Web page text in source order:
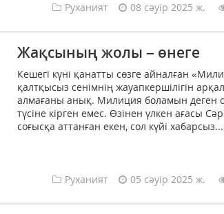
Руханият 08 сәуір 2025 ж.
Жақсының жолы – өнеге
Кешегі күні қанатты сөзге айналған
қалтқысыз сенімнің жауапкершілігін
алмағаны анық. Милиция боламын деген
түсіне кірген емес. Өзінен үлкен ағасы
соғысқа аттанған екен, сол күйі хабарсыз...
Руханият 05 сәуір 2025 ж.